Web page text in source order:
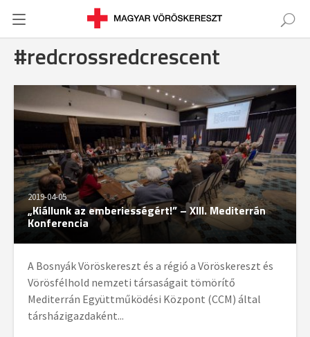
#redcrossredcrescent
2019-04-05
„Kiállunk az emberiességért!” – XIII. Mediterrán
Konferencia
A Bosnyák Vöröskereszt és a régió a Vöröskereszt és
Vörösfélhold nemzeti társaságait tömörítő
Mediterrán Együttműködési Központ (CCM) által
társházigazdaként...